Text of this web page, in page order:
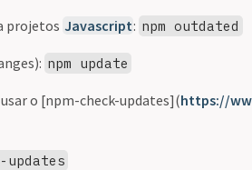
projetos Javascript: npm outdated
npm update
o [npm-check-updates](https://